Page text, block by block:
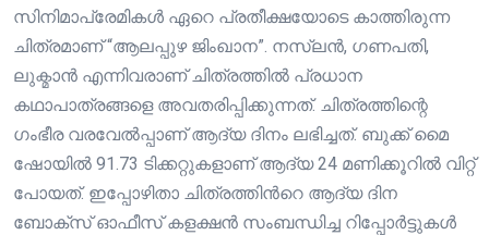
സിനിമാപ്രേമികൾ ഏറെ പ്രതീക്ഷയോടെ കാത്തിരുന്ന
ചിത്രമാണ് “ആലപ്പുഴ ജിംഖാന”. നസ്‌ലൻ, ഗണപതി,
ലുക്മാൻ എന്നിവരാണ് ചിത്രത്തിൽ പ്രധാന
കഥാപാത്രങ്ങളെ അവതരിപ്പിക്കുന്നത്. ചിത്രത്തിന്റെ
ഗംഭീര വരവേൽപ്പാണ് ആദ്യ ദിനം ലഭിച്ചത്. ബുക്ക് മൈ
ഷോയിൽ 91.73 ടിക്കറ്റുകളാണ് ആദ്യ 24 മണിക്കൂറിൽ വിറ്റ്
പോയത്. ഇപ്പോഴിതാ ചിത്രത്തിന്‍റെ ആദ്യ ദിന
ബോക്സ് ഓഫീസ് കളക്ഷന്‍ സംബന്ധിച്ച റിപ്പോര്‍ട്ടുകള്‍